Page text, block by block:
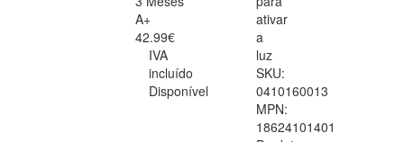
A+
42.99€
IVA
incluído
Disponível
ativar
a
luz
SKU:
0410160013
MPN:
18624101401